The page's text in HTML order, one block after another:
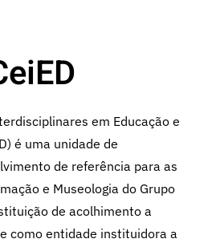
em Educação e
é uma unidade de
de referência para as
e Museologia do Grupo
de acolhimento a
como entidade instituidora a